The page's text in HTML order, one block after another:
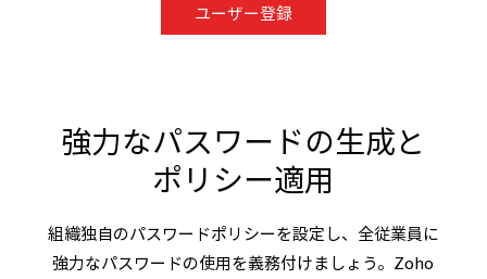
ユーザー登録
強力なパスワードの生成と
ポリシー適用
組織独自のパスワードポリシーを設定し、全従業員に
強力なパスワードの使用を義務付けましょう。Zoho